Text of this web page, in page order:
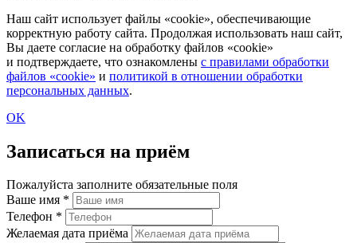
Наш сайт использует файлы «cookie», обеспечивающие
корректную работу сайта. Продолжая использовать наш сайт,
Вы даете согласие на обработку файлов «cookie»
и подтверждаете, что ознакомлены с правилами обработки
файлов «cookie» и политикой в отношении обработки
персональных данных.
OK
Записаться на приём
Пожалуйста заполните обязательные поля
Ваше имя *
Телефон *
Желаемая дата приёма